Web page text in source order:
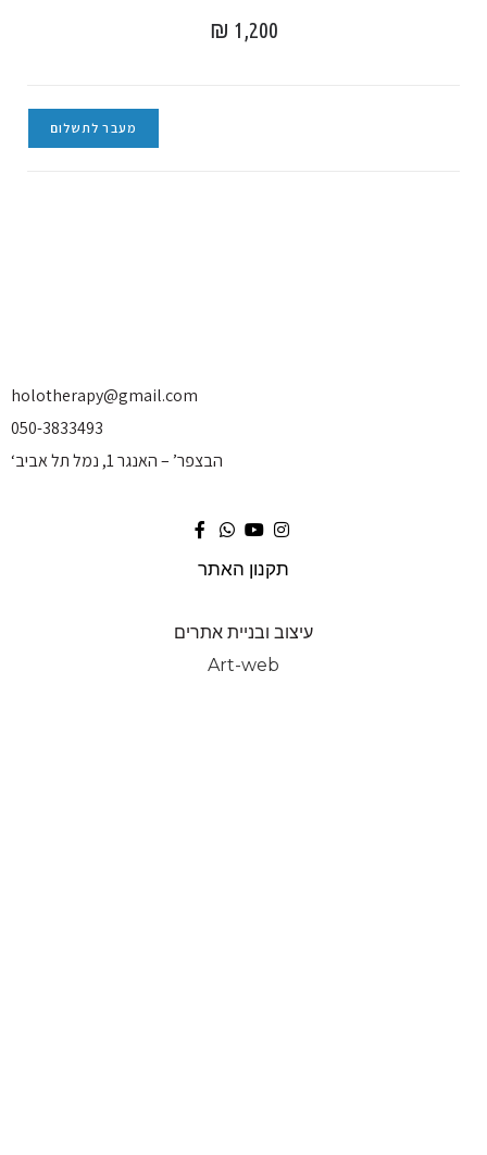
₪ 1,200
מעבר לתשלום
holotherapy@gmail.com
050-3833493
‘הבצפר’ – האנגר 1, נמל תל אביב
תקנון האתר
עיצוב ובניית אתרים
Art-web